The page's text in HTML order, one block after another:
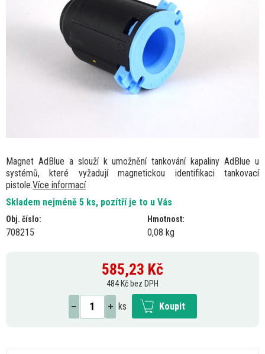
Magnet AdBlue a slouží k umožnění tankování kapaliny AdBlue u
systémů, které vyžadují magnetickou identifikaci tankovací
pistole.Více informací
Skladem nejméně 5 ks, pozítří je to u Vás
Obj. číslo:
708215
Hmotnost:
0,08 kg
585,23 Kč
484 Kč bez DPH
ks Koupit